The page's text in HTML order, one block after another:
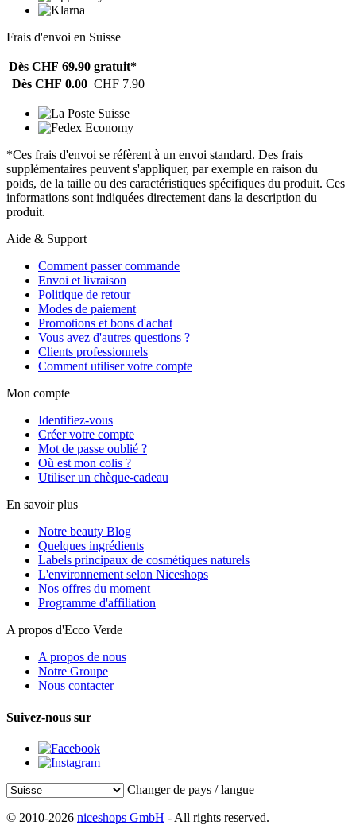
Frais d'envoi en Suisse
Dès CHF 69.90 gratuit*
Dès CHF 0.00 CHF 7.90
*Ces frais d'envoi se réfèrent à un envoi standard. Des frais
supplémentaires peuvent s'appliquer, par exemple en raison du
poids, de la taille ou des caractéristiques spécifiques du produit. Ces
informations sont indiquées directement dans la description du
produit.
Aide & Support
Comment passer commande
Envoi et livraison
Politique de retour
Modes de paiement
Promotions et bons d'achat
Vous avez d'autres questions ?
Clients professionnels
Comment utiliser votre compte
Mon compte
Identifiez-vous
Créer votre compte
Mot de passe oublié ?
Où est mon colis ?
Utiliser un chèque-cadeau
En savoir plus
Notre beauty Blog
Quelques ingrédients
Labels principaux de cosmétiques naturels
L'environnement selon Niceshops
Nos offres du moment
Programme d'affiliation
A propos d'Ecco Verde
A propos de nous
Notre Groupe
Nous contacter
Suivez-nous sur
Changer de pays / langue
© 2010-2026 niceshops GmbH - All rights reserved.